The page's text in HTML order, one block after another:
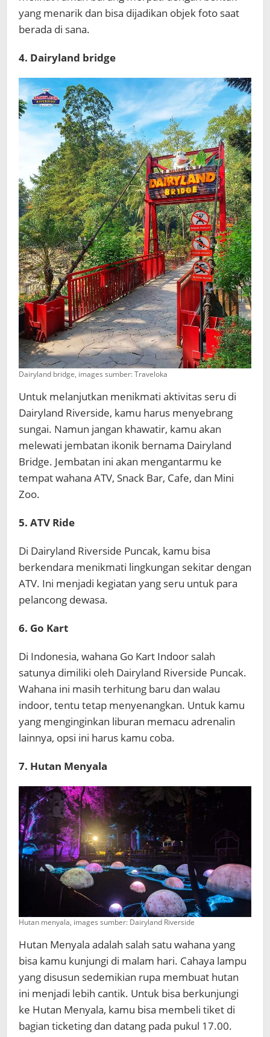
yang menarik dan bisa dijadikan objek foto saat
berada di sana.
4. Dairyland bridge
Dairyland bridge, images sumber: Traveloka
Untuk melanjutkan menikmati aktivitas seru di
Dairyland Riverside, kamu harus menyebrang
sungai. Namun jangan khawatir, kamu akan
melewati jembatan ikonik bernama Dairyland
Bridge. Jembatan ini akan mengantarmu ke
tempat wahana ATV, Snack Bar, Cafe, dan Mini
Zoo.
5. ATV Ride
Di Dairyland Riverside Puncak, kamu bisa
berkendara menikmati lingkungan sekitar dengan
ATV. Ini menjadi kegiatan yang seru untuk para
pelancong dewasa.
6. Go Kart
Di Indonesia, wahana Go Kart Indoor salah
satunya dimiliki oleh Dairyland Riverside Puncak.
Wahana ini masih terhitung baru dan walau
indoor, tentu tetap menyenangkan. Untuk kamu
yang menginginkan liburan memacu adrenalin
lainnya, opsi ini harus kamu coba.
7. Hutan Menyala
Hutan menyala, images sumber: Dairyland Riverside
Hutan Menyala adalah salah satu wahana yang
bisa kamu kunjungi di malam hari. Cahaya lampu
yang disusun sedemikian rupa membuat hutan
ini menjadi lebih cantik. Untuk bisa berkunjungi
ke Hutan Menyala, kamu bisa membeli tiket di
bagian ticketing dan datang pada pukul 17.00.